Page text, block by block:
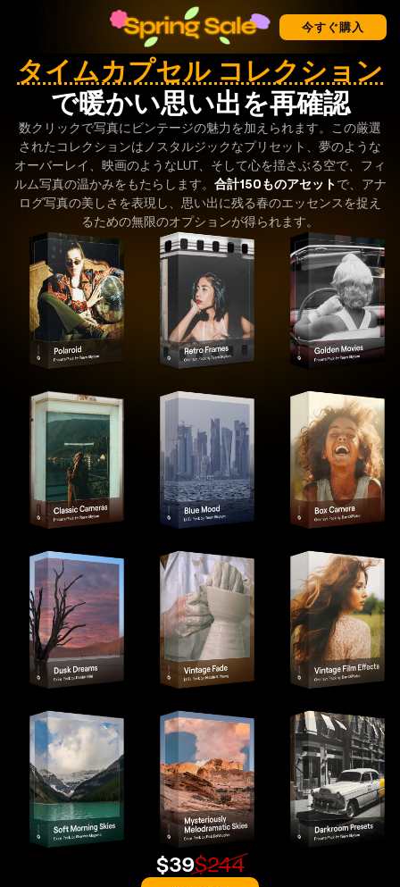
今すぐ購入
タイムカプセル コレクション
で暖かい思い出を再確認
数クリックで写真にビンテージの魅力を加えられます。この厳選
されたコレクションはノスタルジックなプリセット、夢のような
オーバーレイ、映画のようなLUT、そして心を揺さぶる空で、フィ
ルム写真の温かみをもたらします。 合計150ものアセットで、アナ
ログ写真の美しさを表現し、思い出に残る春のエッセンスを捉え
るための無限のオプションが得られます。
$39$244